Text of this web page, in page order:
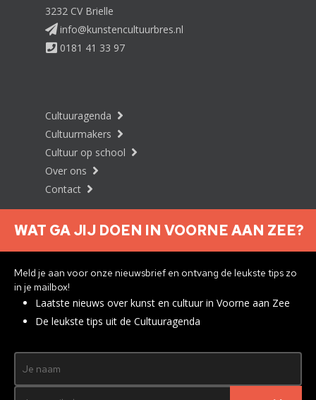
3232 CV Brielle
info@kunstencultuurbres.nl
0181 41 33 97
Cultuuragenda
Cultuurmakers
Cultuur op school
Over ons
Contact
Nieuwsbrief aanmelden
Privacyverklaring
WAT GA JIJ DOEN IN VOORNE AAN ZEE?
Meld je aan voor onze nieuwsbrief en ontvang de leukste tips zo
in je mailbox!
Laatste nieuws over kunst en cultuur in Voorne aan Zee
De leukste tips uit de Cultuuragenda